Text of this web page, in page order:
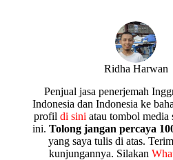
Ridha Harwan
Penjual jasa penerjemah
Indonesia dan Indonesia ke
profil di sini atau tombol media
ini.Tolong jangan percaya
yang saya tulis di atas.
kunjungannya. Silakan